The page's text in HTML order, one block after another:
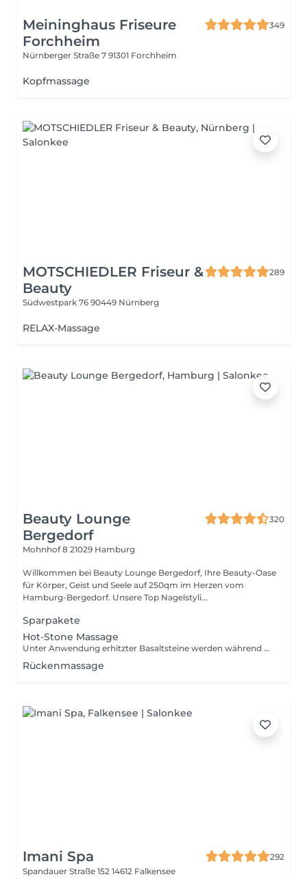
Meininghaus Friseure
Forchheim
349
Nürnberger Straße 7 91301 Forchheim
Kopfmassage
MOTSCHIEDLER Friseur &
Beauty
289
Südwestpark 76 90449 Nürnberg
RELAX-Massage
Beauty Lounge
Bergedorf
320
Mohnhof 8 21029 Hamburg
Willkommen bei Beauty Lounge Bergedorf, Ihre Beauty-Oase
für Körper, Geist und Seele auf 250qm im Herzen vom
Hamburg-Bergedorf. Unsere Top Nagelstyli...
Sparpakete
Hot-Stone Massage
Unter Anwendung erhitzter Basaltsteine werden während der Massage eine intensive Muskellockerung und eine verstärkte Blutzirkulation bewirkt.
Rückenmassage
Imani Spa
292
Spandauer Straße 152 14612 Falkensee